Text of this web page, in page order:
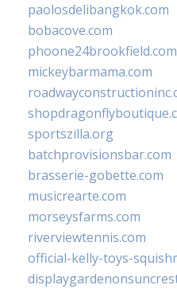
paolosdelibangkok.com
bobacove.com
phoone24brookfield.com
mickeybarmama.com
sportszilla.org
batchprovisionsbar.com
brasserie-gobette.com
musicrearte.com
morseysfarms.com
riverviewtennis.com
official-kelly-toys-